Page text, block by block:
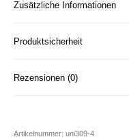
Zusätzliche Informationen
Produktsicherheit
Rezensionen (0)
Artikelnummer:uni309-4